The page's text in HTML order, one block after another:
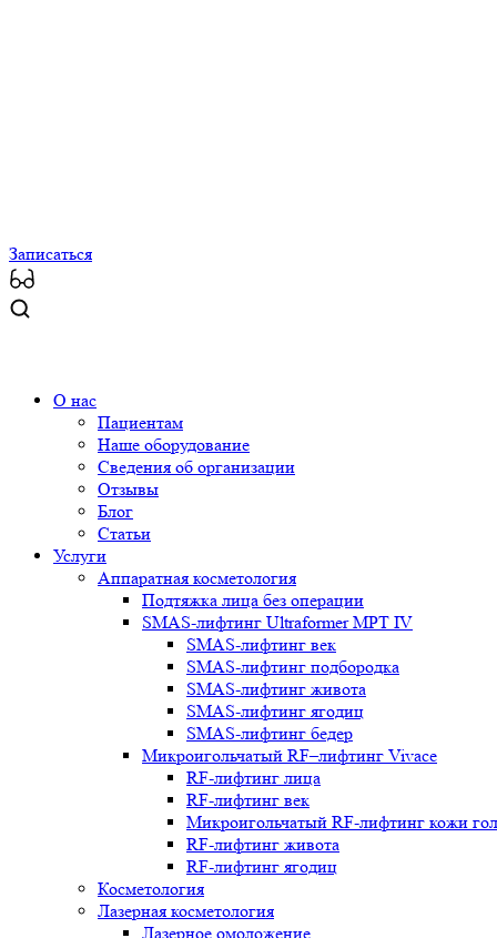
Записаться
О нас
Пациентам
Наше оборудование
Сведения об организации
Отзывы
Блог
Статьи
Услуги
Аппаратная косметология
Подтяжка лица без операции
SMAS-лифтинг Ultraformer MPT IV
SMAS-лифтинг век
SMAS-лифтинг подбородка
SMAS-лифтинг живота
SMAS-лифтинг ягодиц
SMAS-лифтинг бедер
Микроигольчатый RF–лифтинг Vivace
RF-лифтинг лица
RF-лифтинг век
Микроигольчатый RF-лифтинг кожи
RF-лифтинг живота
RF-лифтинг ягодиц
Косметология
Лазерная косметология
Лазерное омоложение